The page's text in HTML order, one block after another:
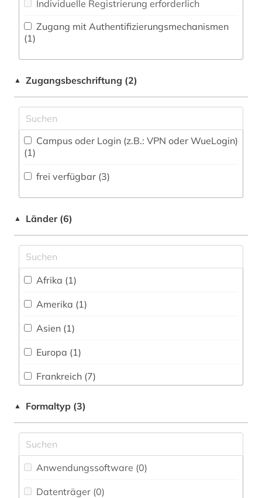
Militärwissenschaft (0)
Natur- und Umweltschutz (0)
Pädagogik (0)
Psychologie (0)
Slavistik (0)
Sport (0)
Südasien (0)
Technik (0)
Theologie und Religionswissenschaften (0)
Werkstoffwissenschaften und
Fertigungstechnik (0)
Individuelle Registrierung erforderlich
(1)
▲ Zugangsbeschriftung (2)
(1)
frei verfügbar (3)
▲ Länder (6)
Afrika (1)
Amerika (1)
Asien (1)
Europa (1)
Frankreich (7)
▲ Formaltyp (3)
Anwendungssoftware (0)
Datenträger (0)